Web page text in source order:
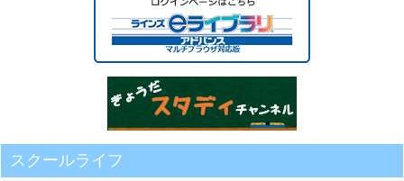
スクールライフ